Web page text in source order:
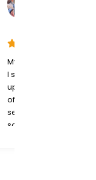
My brother and
I stumbled
upon this slice
of paradise in
search for
some wing